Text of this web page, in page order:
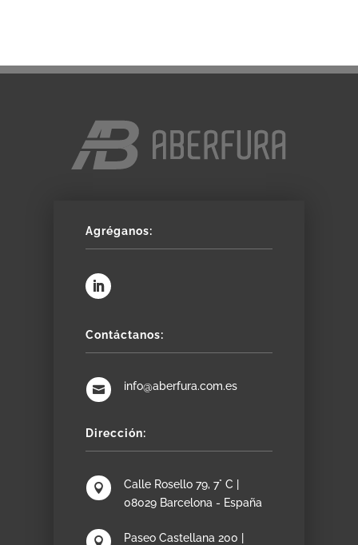
Agréganos:
Contáctanos:
 info@aberfura.com.es
Dirección:

Calle Rosello 79, 7° C |
08029 Barcelona - España
 Paseo Castellana 200 |